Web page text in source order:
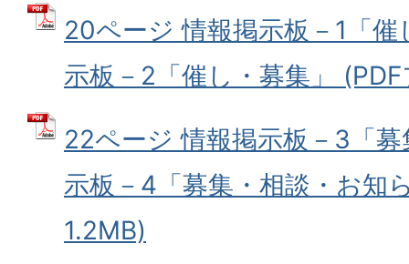
20ページ 情報掲示板－1「
示板－2「催し・募集」
22ページ 情報掲示板－3「
示板－4「募集・相談・お知
1.2MB)